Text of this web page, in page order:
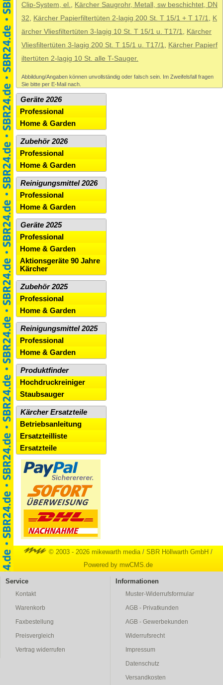
Clip-System, el.
Kärcher Saugrohr, Metall, sw beschichtet, DN
32
Kärcher Papierfiltertüten 2-lagig 200 St. T 15/1 + T 17/1
K
ärcher Vliesfiltertüten 3-lagig 10 St. T 15/1 u. T17/1
Kärcher
Vliesfiltertüten 3-lagig 200 St. T 15/1 u. T17/1
Kärcher Papierf
iltertüten 2-lagig 10 St. alle T-Sauger.
Abbildung/Angaben können unvollständig oder falsch sein. Im Zweifelsfall fragen
Sie bitte per E-Mail nach.
Geräte 2026
Professional
Home & Garden
Zubehör 2026
Professional
Home & Garden
Reinigungsmittel 2026
Professional
Home & Garden
Geräte 2025
Professional
Home & Garden
Aktionsgeräte 90 Jahre
Kärcher
Zubehör 2025
Professional
Home & Garden
Reinigungsmittel 2025
Professional
Home & Garden
Produktfinder
Hochdruckreiniger
Staubsauger
Kärcher Ersatzteile
Betriebsanleitung
Ersatzteilliste
Ersatzteile
© 2003 - 2026 mikewarth media / SBR Höllwarth GmbH /
Powered by mwCMS.de
Service
Kontakt
Warenkorb
Faxbestellung
Preisvergleich
Vertrag widerrufen
Informationen
Muster-Widerrufsformular
AGB - Privatkunden
AGB - Gewerbekunden
Widerrufsrecht
Impressum
Datenschutz
Versandkosten